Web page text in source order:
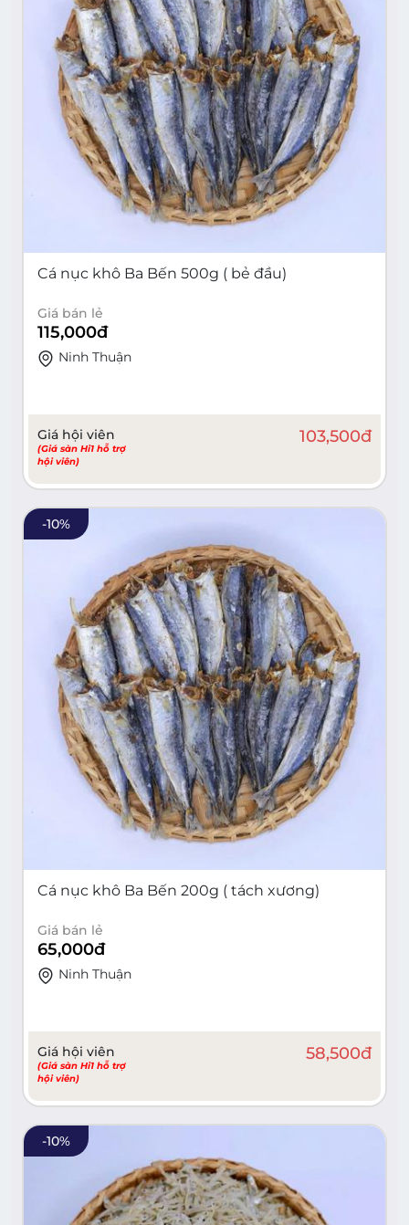
Cá nục khô Ba Bến 500g ( bẻ đầu)
Giá bán lẻ
115,000đ
Ninh Thuận
Giá hội viên
(Giá sàn Hi1 hỗ trợ
hội viên)
103,500đ
-10%
Cá nục khô Ba Bến 200g ( tách xương)
Giá bán lẻ
65,000đ
Ninh Thuận
Giá hội viên
(Giá sàn Hi1 hỗ trợ
hội viên)
58,500đ
-10%